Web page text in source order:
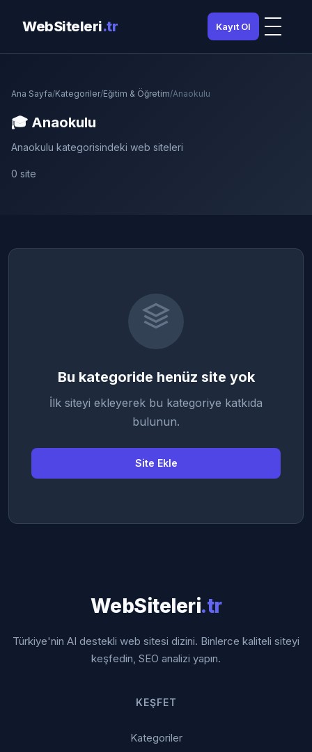
WebSiteleri.tr Kayıt Ol
Ana Sayfa/Kategoriler/Eğitim & Öğretim/Anaokulu
🎓 Anaokulu
Anaokulu kategorisindeki web siteleri
0 site
Bu kategoride henüz site yok
İlk siteyi ekleyerek bu kategoriye katkıda
bulunun.
Site Ekle
WebSiteleri.tr
Türkiye'nin AI destekli web sitesi dizini. Binlerce kaliteli siteyi
keşfedin, SEO analizi yapın.
KEŞFET
Kategoriler